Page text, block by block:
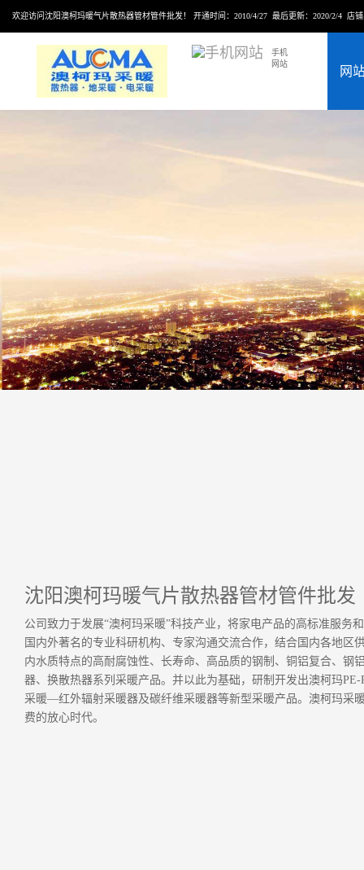
欢迎访问沈阳澳柯玛暖气片散热器管材管件批发！ 开通时间：2010/4/27 最后更新：2020/2/4 店
手机
网站
网
沈阳澳柯玛暖气片散热器管材管件批发
公司致力于发展“澳柯玛采暖”科技产业，将家电产品的高标准服务
国内外著名的专业科研机构、专家沟通交流合作，结合国内各地区
内水质特点的高耐腐蚀性、长寿命、高品质的钢制、铜铝复合、钢
器、换散热器系列采暖产品。并以此为基础，研制开发出澳柯玛
采暖—红外辐射采暖器及碳纤维采暖器等新型采暖产品。澳柯玛
费的放心时代。